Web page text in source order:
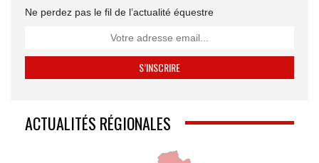
Ne perdez pas le fil de l’actualité équestre
ACTUALITÉS RÉGIONALES